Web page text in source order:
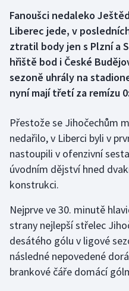
Boby a skeleton
Box
Curling
Florbal
Futsal
Gymnastika
Házená
AZ kvíz
Fanoušci nedaleko
Liberec jede, v
ztratil body jen s Plzní a
hřiště bod i České
sezoně uhrály na
nyní mají třetí za remízu
Přestože se Jihočechům
nedařilo, v Liberci byli v
nastoupili v ofenzivní
úvodním dějství hned
konstrukci.
Nejprve ve 30. minutě
strany nejlepší střelec
desátého gólu v ligové
následné nepovedené
brankové čáře domácí